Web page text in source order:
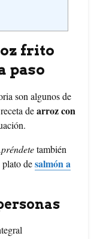
frito
paso
son algunos de
dearroz con
también
plato desalmón a